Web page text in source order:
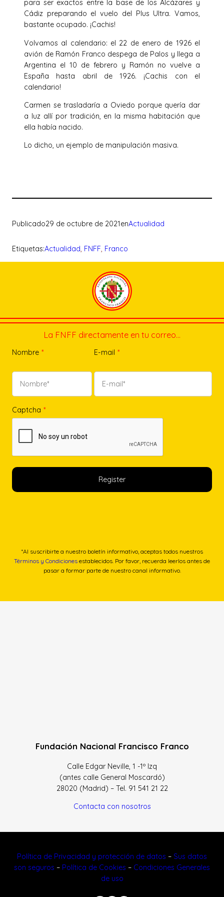
para ser exactos entre la base de los Alcázares y
Cádiz preparando el vuelo del Plus Ultra. Vamos,
bastante ocupado. ¡Cachis!
Volvamos al calendario: el 22 de enero de 1926 el
avión de Ramón Franco despega de Palos y llega a
Argentina el 10 de febrero y Ramón no vuelve a
España hasta abril de 1926. ¡Cachis con el
calendario!
Carmen se trasladaría a Oviedo porque quería dar
a luz allí por tradición, en la misma habitación que
ella había nacido.
Lo dicho, un ejemplo de manipulación masiva.
Publicado29 de octubre de 2021enActualidad
Etiquetas:Actualidad, FNFF, Franco
La FNFF directamente en tu correo…
Nombre * E-mail *
Captcha *
*Al suscribirte a nuestro boletín informativo, aceptas todos nuestros
Términos y Condiciones establecidos. Por favor, recuerda leerlos antes de
pasar a formar parte de nuestro canal informativo.
Fundación Nacional Francisco Franco
Calle Edgar Neville, 1 -1º Izq
(antes calle General Moscardó)
28020 (Madrid) – Tel. 91 541 21 22
Contacta con nosotros
Política de Privacidad y protección de datos – Sus datos
son seguros – Política de Cookies – Condiciones Generales
de uso